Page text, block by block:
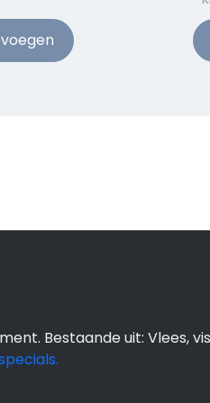
doen de boodschappen
Bestaande uit: Vlees,